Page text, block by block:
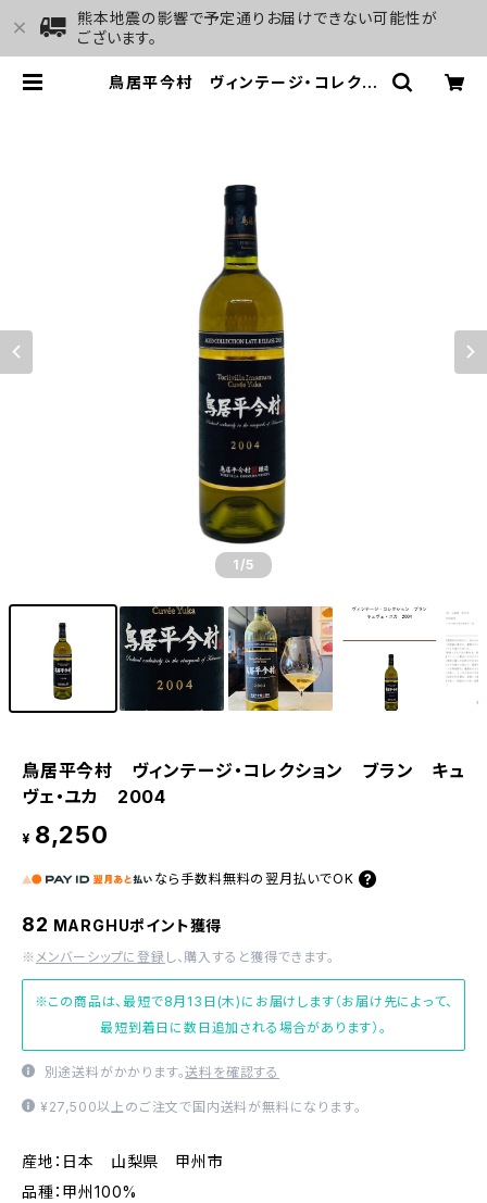
熊本地震の影響で予定通りお届けできない可能性が
ございます。
鳥居平今村 ヴィンテージ・コレクシ
1 /5
鳥居平今村 ヴィンテージ・コレクション ブラン キュ
ヴェ・ユカ 2004
¥ 8,250
なら 手数料無料の 翌月払いでOK
82 MARGHUポイント獲得
※ メンバーシップに登録 し、購入すると獲得できます。
※この商品は、最短で8月13日(木)にお届けします（お届け先によって、
最短到着日に数日追加される場合があります）。
別途送料がかかります。送料を確認する
¥27,500以上のご注文で国内送料が無料になります。
産地：日本 山梨県 甲州市
品種：甲州100%